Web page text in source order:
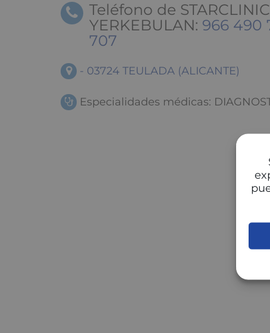
Teléfono de
YERKEBULAN: 966 490
707
- 03724 TEULADA (ALICANTE)
Especialidades médicas: